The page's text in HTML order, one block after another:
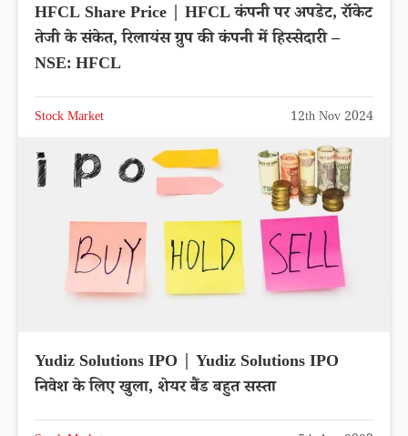
HFCL Share Price | HFCL कंपनी पर अपडेट, रॉकेट
तेजी के संकेत, रिलायंस ग्रुप की कंपनी में हिस्सेदारी –
NSE: HFCL
Stock Market 12th Nov 2024
Yudiz Solutions IPO | Yudiz Solutions IPO
निवेश के लिए खुला, शेयर बैंड बहुत सस्ता